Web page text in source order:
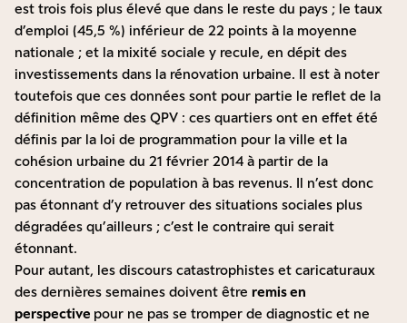
est trois fois plus élevé que dans le reste du pays ; le taux
d’emploi (45,5 %) inférieur de 22 points à la moyenne
nationale ; et la mixité sociale y recule, en dépit des
investissements dans la rénovation urbaine. Il est à noter
toutefois que ces données sont pour partie le reflet de la
définition même des QPV : ces quartiers ont en effet été
définis par la loi de programmation pour la ville et la
cohésion urbaine du 21 février 2014 à partir de la
concentration de population à bas revenus. Il n’est donc
pas étonnant d’y retrouver des situations sociales plus
dégradées qu’ailleurs ; c’est le contraire qui serait
étonnant.
Pour autant, les discours catastrophistes et caricaturaux
des dernières semaines doivent être remis en
perspective pour ne pas se tromper de diagnostic et ne